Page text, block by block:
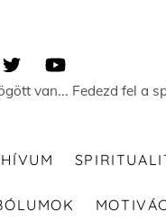
van... Fedezd fel a